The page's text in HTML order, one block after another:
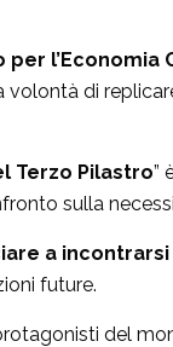
l’Economia
volontà di
Terzo Pilastro”
sulla
a incontrarsi
future.
del